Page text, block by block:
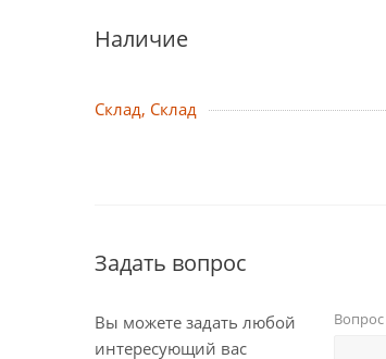
Наличие
Склад, Склад
Задать вопрос
Вы можете задать любой
интересующий вас
Вопрос